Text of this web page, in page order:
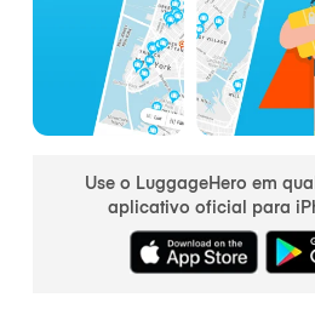
Use o LuggageHero em
aplicativo oficial para